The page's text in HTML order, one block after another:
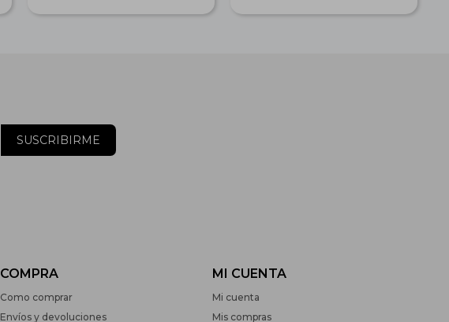
COMPRA
Como comprar
Envíos y devoluciones
MI CUENTA
Mi cuenta
Mis compras
SUSCRIBIRME